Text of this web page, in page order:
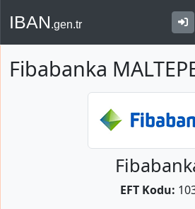
IBAN.gen.tr
Fibabanka
EFT Kodu: